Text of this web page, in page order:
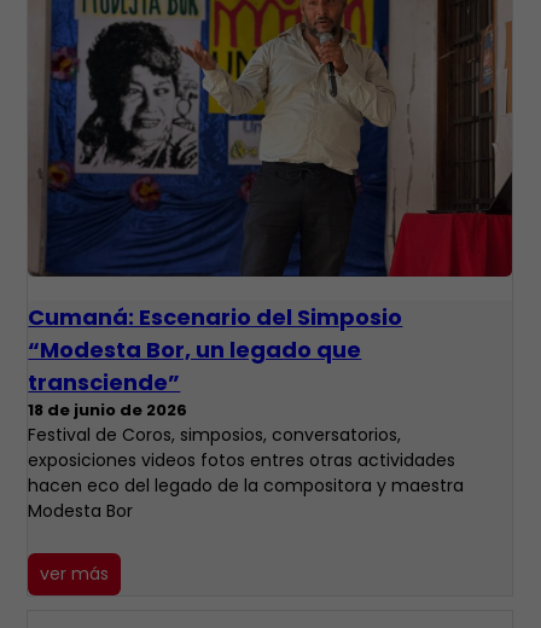
Cumaná: Escenario del Simposio
“Modesta Bor, un legado que
transciende”
18 de junio de 2026
Festival de Coros, simposios, conversatorios,
exposiciones videos fotos entres otras actividades
hacen eco del legado de la compositora y maestra
Modesta Bor
ver más